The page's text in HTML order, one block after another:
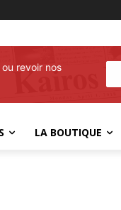
revoir nos
LA BOUTIQUE